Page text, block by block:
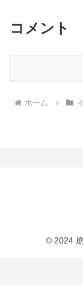
コメント
ホーム
© 2024